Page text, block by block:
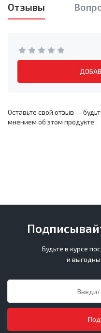
Отзывы
Оставьте свой отзыв —
мнением об этом продукте
Будьте в курсе
и